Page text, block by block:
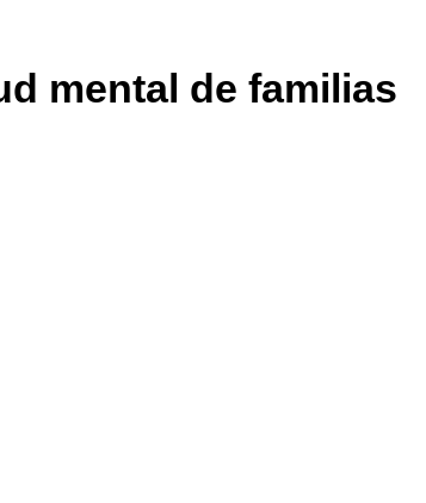
mental de familias